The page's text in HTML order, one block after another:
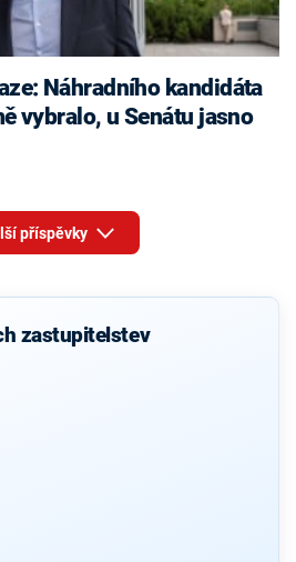
Náhradního kandidáta
vybralo, u Senátu jasno
příspěvky
zastupitelstev